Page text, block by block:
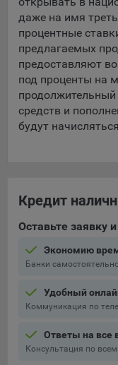
Подобные функции
пользователей с
9.3. Файлы cookie
контента. Данные
выборе
позволяют
выбранном
настройках для
собирают
использовал сайты,
улучшения.
Аналитические
сайта Общества
сайта, а также
рекламы.
сайта в целом.
анализа трафика на
даже на имя
процентные
предлагаемых
предоставляют
под проценты на
средств и
будут
Кредит
Оставьте заявку
Экономию
Банки
Удобный
Коммуникация по
Ответы на все
Консультация по